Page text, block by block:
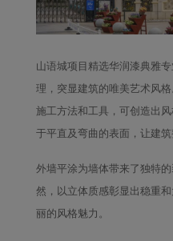
山语城项目精选华润漆典雅
理，突显建筑的唯美艺术风
施工方法和工具，可创造出
于平直及弯曲的表面，让建筑
外墙平涂为墙体带来了独特
然，以立体质感彰显出稳重
丽的风格魅力。